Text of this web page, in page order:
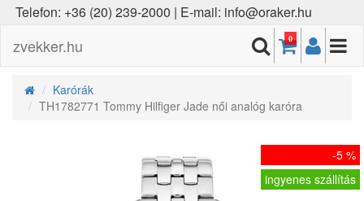
Telefon: +36 (20) 239-2000 | E-mail: info@oraker.hu
zvekker.hu 0
Karórák
TH1782771 Tommy Hilfiger Jade női analóg karóra
-5 %
ingyenes szállítás